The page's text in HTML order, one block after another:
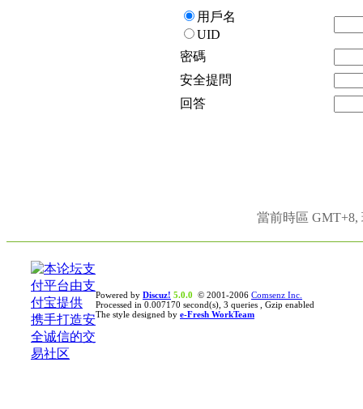
用戶名
UID
密碼
安全提問
回答
當前時區 GMT+8,
Powered by Discuz! 5.0.0 © 2001-2006 Comsenz Inc.
Processed in 0.007170 second(s), 3 queries , Gzip enabled
The style designed by e-Fresh WorkTeam